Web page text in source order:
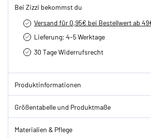
Bei Zizzi bekommst du
Versand für 0,95€ bei Bestellwert ab
Lieferung: 4-5 Werktage
30 Tage Widerrufsrecht
Produktinformationen
Größentabelle und Produktmaße
Materialien & Pflege